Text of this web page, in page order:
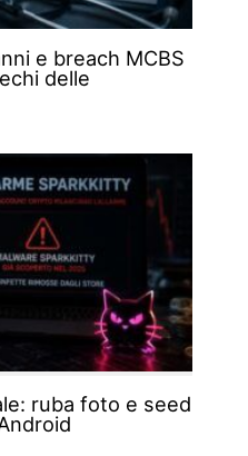
e breach MCBS
delle
ruba foto e seed